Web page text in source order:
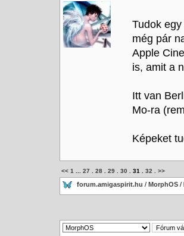
Tudok
még pár
Apple
is, amit a
Itt van
Mo-ra
Képeket
<< 1 27 28 29 30 31 32 >>
forum.amigaspirit.hu / MorphOS /